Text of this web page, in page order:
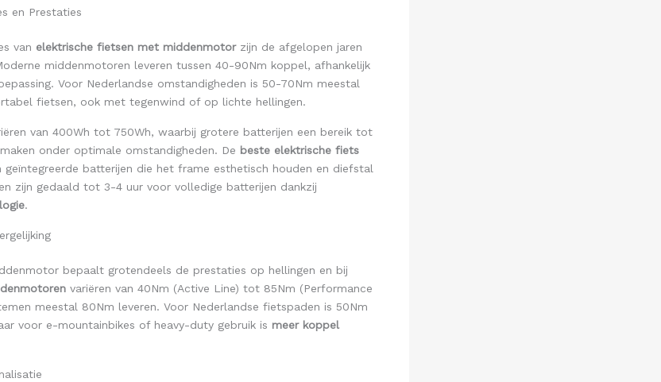
en Prestaties
van elektrische fietsen met middenmotorzijn de afgelopen jaren
middenmotoren leveren tussen 40-90Nm koppel, afhankelijk
Voor Nederlandse omstandigheden is 50-70Nm meestal
fietsen, ook met tegenwind of op lichte hellingen.
van 400Wh tot 750Wh, waarbij grotere batterijen een bereik tot
onder optimale omstandigheden. De beste elektrische fiets
geïntegreerde batterijen die het frame esthetisch houden en diefstal
zijn gedaald tot 3-4 uur voor volledige batterijen dankzij
.
bepaalt grotendeels de prestaties op hellingen en bij
variëren van 40Nm (Active Line) tot 85Nm (Performance
meestal 80Nm leveren. Voor Nederlandse fietspaden is 50Nm
voor e-mountainbikes of heavy-duty gebruik is meer koppel